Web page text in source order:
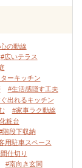
の動線
#広いテラス
ーキッチン
#生活感隠す工夫
出れるキッチン
#家事ラク動線
粧台
階段下収納
用駐車スペース
仕切り
#南向き玄関